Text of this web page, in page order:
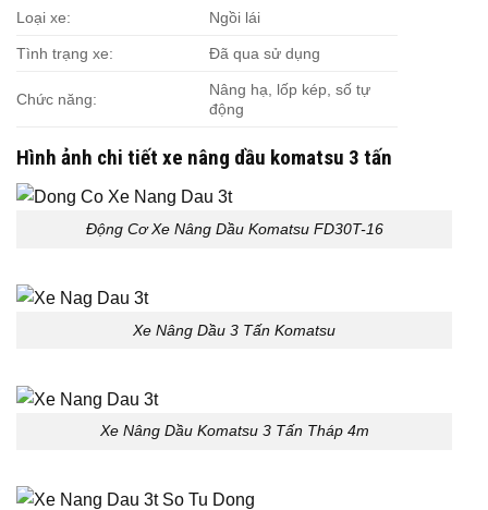
Loại xe: Ngồi lái
Tình trạng xe: Đã qua sử dụng
Chức năng:
Nâng hạ, lốp kép, số tự
động
Hình ảnh chi tiết xe nâng dầu komatsu 3 tấn
Động Cơ Xe Nâng Dầu Komatsu FD30T-16
Xe Nâng Dầu 3 Tấn Komatsu
Xe Nâng Dầu Komatsu 3 Tấn Tháp 4m